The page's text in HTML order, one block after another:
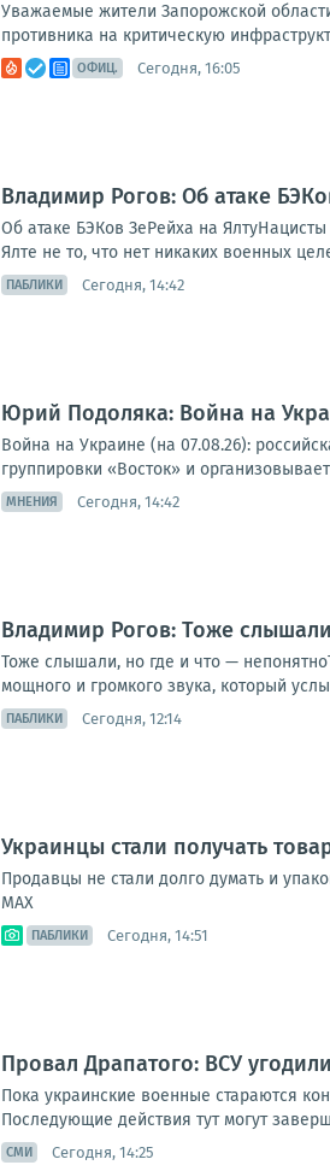
Уважаемые жители Запорожской
противника на критическую
ОФИЦ. Сегодня, 16:05
Владимир Рогов: Об атаке
Об атаке БЭКов ЗеРейха на
Ялте не то, что нет никаких военных
ПАБЛИКИ Сегодня, 14:42
Юрий Подоляка: Война на
Война на Украине (на 07.08.26):
группировки «Восток» и
МНЕНИЯ Сегодня, 14:42
Владимир Рогов: Тоже
Тоже слышали, но где и что —
мощного и громкого звука, который
ПАБЛИКИ Сегодня, 12:14
Украинцы стали получать
Продавцы не стали долго думать и
MAX
ПАБЛИКИ Сегодня, 14:51
Провал Драпатого: ВСУ
Пока украинские военные стараются
Последующие действия тут могут
СМИ Сегодня, 14:25